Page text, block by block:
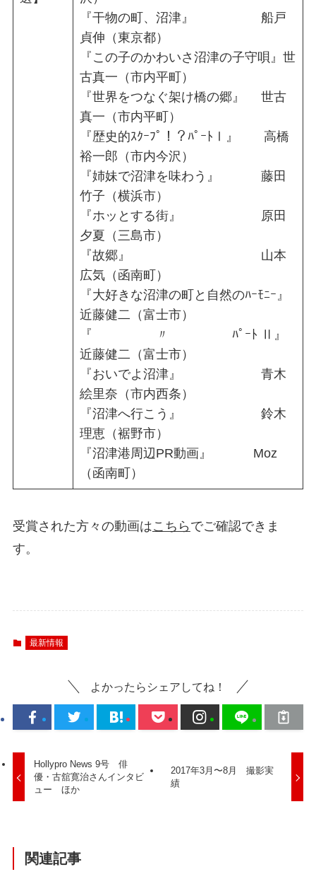
『干物の町、沼津』 船戸
貞伸（東京都）
『この子のかわいさ沼津の子守唄』世
古真一（市内平町）
『世界をつなぐ架け橋の郷』 世古
真一（市内平町）
『歴史的ｽｸｰﾌﾟ！？ﾊﾟｰﾄⅠ』 高橋
裕一郎（市内今沢）
『姉妹で沼津を味わう』 藤田
竹子（横浜市）
『ホッとする街』 原田
夕夏（三島市）
『故郷』 山本
広気（函南町）
『大好きな沼津の町と自然のﾊｰﾓﾆｰ』
近藤健二（富士市）
『 〃 ﾊﾟｰﾄ Ⅱ』
近藤健二（富士市）
『おいでよ沼津』 青木
絵里奈（市内西条）
『沼津へ行こう』 鈴木
理恵（裾野市）
『沼津港周辺PR動画』 Moz
（函南町）
受賞された方々の動画はこちら でご確認できま
す。
最新情報
よかったらシェアしてね！
Hollypro News 9号 俳
優・古舘寛治さんインタビ
ュー ほか
2017年3月〜8月 撮影実
績
関連記事